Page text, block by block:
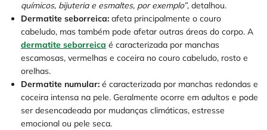
químicos, bijuteria e esmaltes, por exemplo”, detalhou.
Dermatite seborreica: afeta principalmente o couro
cabeludo, mas também pode afetar outras áreas do corpo. A
dermatite seborreica é caracterizada por manchas
escamosas, vermelhas e coceira no couro cabeludo, rosto e
orelhas.
Dermatite numular: é caracterizada por manchas redondas e
coceira intensa na pele. Geralmente ocorre em adultos e pode
ser desencadeada por mudanças climáticas, estresse
emocional ou pele seca.